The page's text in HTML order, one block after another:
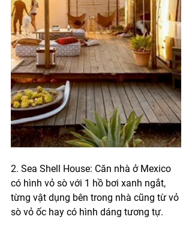
2. Sea Shell House: Căn nhà ở Mexico
có hình vỏ sò với 1 hồ bơi xanh ngắt,
từng vật dụng bên trong nhà cũng từ vỏ
sò vỏ ốc hay có hình dáng tương tự.